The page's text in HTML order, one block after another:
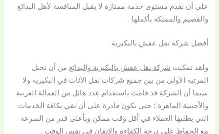
على أن نقدم مستوى خدمة ممتازة لا يقبل المنافسة لأهل البدائع
والقصيم والمملكة بأكملها .
أفضل شركة نقل عفش بالبكيرية
ولقد تمكنت شركة نقل عفش بالبكيرية والبدائع من أن تحتل
المرتبة الأولى من بين جميع شركات نقل الأثاث في البكيرية ولا
سيما أن الشركة قد قامت باستقدام عدد هائل من العمالة العربية
والأجنبية الماهرة ؛ حتى تكون قادرة على أن تفي بكافة الخدمات
التي يطلبها العملاء في أقل وقت ممكن وبأعلى قدر من السرعة
مع الحفاظ على درجة الكفاءة والإتقان في نفس الوقت .